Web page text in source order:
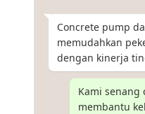
Concrete pump
memudahkan
dengan kinerja
Kami senang
membantu